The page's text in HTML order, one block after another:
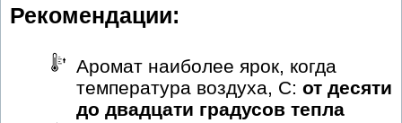
Рекомендации:
Аромат наиболее ярок, когда
температура воздуха, С: от десяти
до двадцати градусов тепла